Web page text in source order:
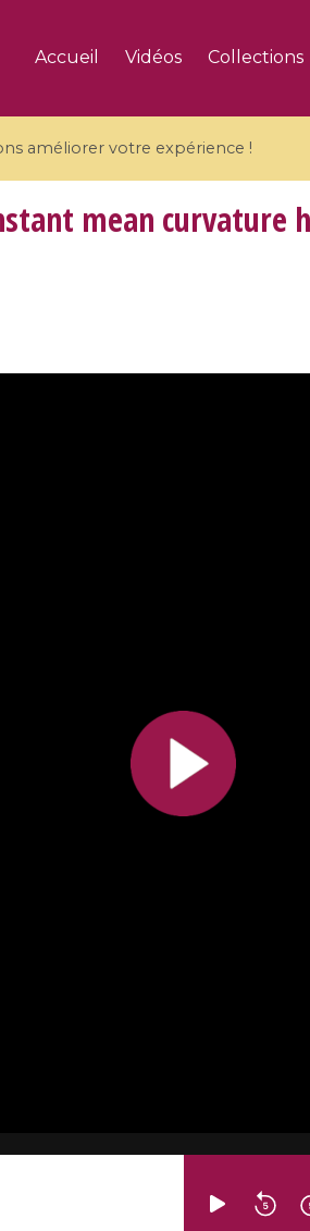
Accueil Vidéos Collections
améliorer votre expérience !
and affine
/ Branches de
geometry /
mean curvature